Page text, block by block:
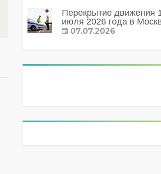
Перекрытие движения
июля 2026 года в
07.07.2026